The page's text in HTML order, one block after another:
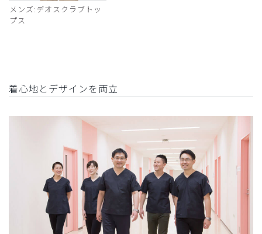
メンズ:デオスクラブトッ
プス
着心地とデザインを両立